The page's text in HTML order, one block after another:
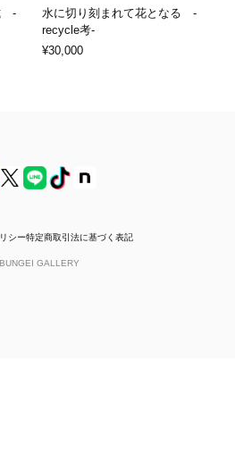
-
水に切り刻まれて花となる -
recycle考-
¥30,000
シー特定商取引法に基づく表記
GALLERY